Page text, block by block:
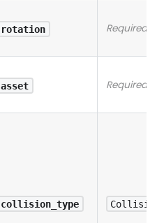
rotation Required
asset Required
collision_type